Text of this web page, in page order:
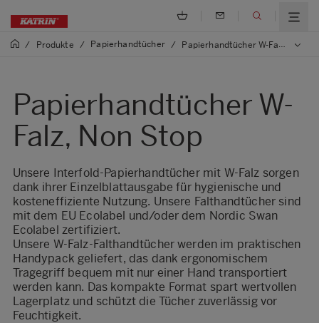
/ Produkte / Papierhandtücher / Papierhandtücher W-Falz, Non Stop
Papierhandtücher W-
Falz, Non Stop
Unsere Interfold-Papierhandtücher mit W-Falz sorgen
dank ihrer Einzelblattausgabe für hygienische und
kosteneffiziente Nutzung. Unsere Falthandtücher sind
mit dem EU Ecolabel und/oder dem Nordic Swan
Ecolabel zertifiziert.
Unsere W-Falz-Falthandtücher werden im praktischen
Handypack geliefert, das dank ergonomischem
Tragegriff bequem mit nur einer Hand transportiert
werden kann. Das kompakte Format spart wertvollen
Lagerplatz und schützt die Tücher zuverlässig vor
Feuchtigkeit.